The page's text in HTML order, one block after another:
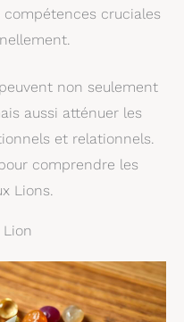
compétences cruciales
non seulement
aussi atténuer les
et relationnels.
comprendre les
Lions.